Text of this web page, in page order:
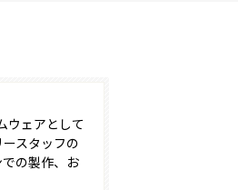
ウェアとして
スタッフの
の製作、お